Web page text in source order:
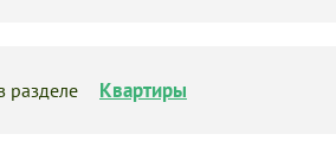
разделе Квартиры